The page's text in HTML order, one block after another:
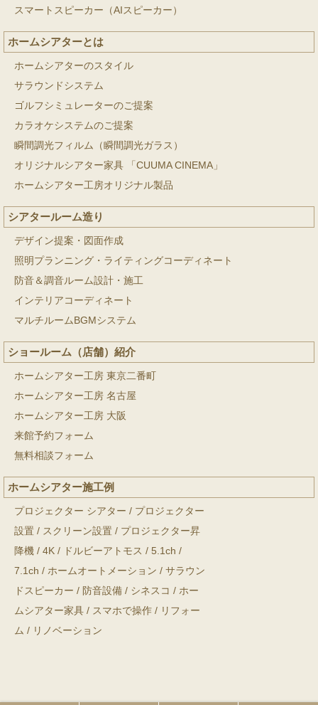
スマートスピーカー（AIスピーカー）
ホームシアターとは
ホームシアターのスタイル
サラウンドシステム
ゴルフシミュレーターのご提案
カラオケシステムのご提案
瞬間調光フィルム（瞬間調光ガラス）
オリジナルシアター家具 「CUUMA CINEMA」
ホームシアター工房オリジナル製品
シアタールーム造り
デザイン提案・図面作成
照明プランニング・ライティングコーディネート
防音＆調音ルーム設計・施工
インテリアコーディネート
マルチルームBGMシステム
ショールーム（店舗）紹介
ホームシアター工房 東京二番町
ホームシアター工房 名古屋
ホームシアター工房 大阪
来館予約フォーム
無料相談フォーム
ホームシアター施工例
プロジェクター シアター / プロジェクター
設置 / スクリーン設置 / プロジェクター昇
降機 / 4K / ドルビーアトモス / 5.1ch /
7.1ch / ホームオートメーション / サラウン
ドスピーカー / 防音設備 / シネスコ / ホー
ムシアター家具 / スマホで操作 / リフォー
ム / リノベーション